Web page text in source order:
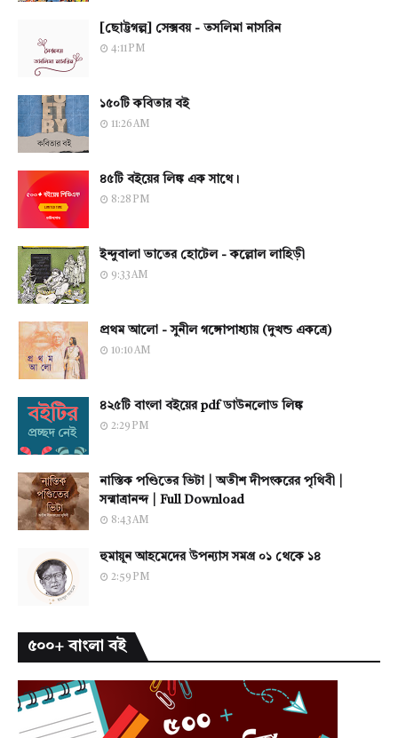
[ছোট্টগল্প] সেক্সবয় - তসলিমা নাসরিন
4:11 PM
১৫০টি কবিতার বই
11:26 AM
৪৫টি বইয়ের লিঙ্ক এক সাথে।
8:28 PM
ইন্দুবালা ভাতের হোটেল - কল্লোল লাহিড়ী
9:33 AM
প্রথম আলো - সুনীল গঙ্গোপাধ্যায় (দুখন্ড একত্রে)
10:10 AM
৪২৫টি বাংলা বইয়ের pdf ডাউনলোড লিঙ্ক
2:29 PM
নাস্তিক পণ্ডিতের ভিটা | অতীশ দীপংকরের পৃথিবী |
সন্মাত্রানন্দ | Full Download
8:43 AM
হুমায়ূন আহমেদের উপন্যাস সমগ্র ০১ থেকে ১৪
2:59 PM
৫০০+ বাংলা বই